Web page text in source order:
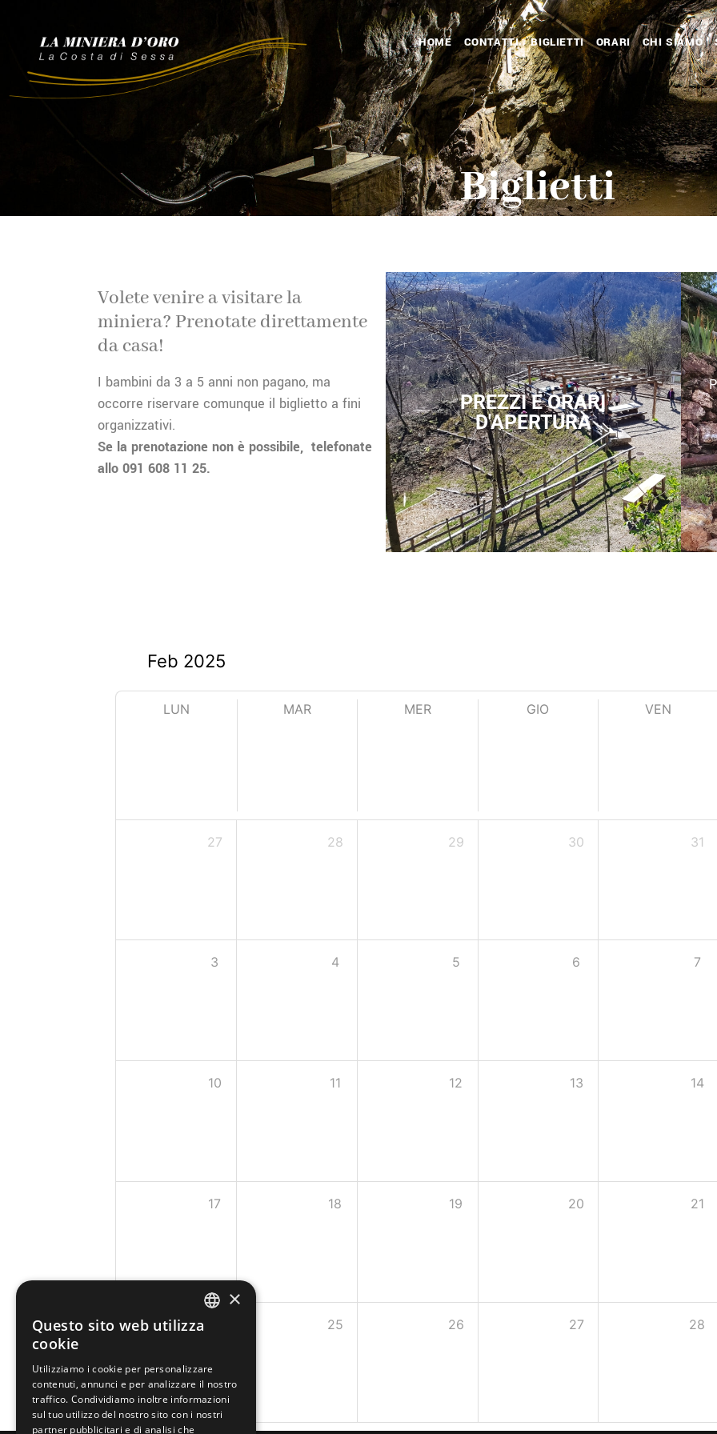
HOME CONTATTI BIGLIETTI ORARI CHI SIAMO
Biglietti
Volete venire a visitare la
miniera? Prenotate direttamente
da casa!
I bambini da 3 a 5 anni non pagano, ma
occorre riservare comunque il biglietto a fini
organizzativi.
Se la prenotazione non è possibile, telefonate
allo 091 608 11 25.
PREZZI E ORARI
D'APERTURA
LUN MAR MER GIO VEN
27 28 29 30 31
3 4 5 6 7
10 11 12 13 14
17 18 19 20 21
25 26 27 28
GERMAN
ENGLISH
×
Questo sito web utilizza
cookie
Utilizziamo i cookie per personalizzare
contenuti, annunci e per analizzare il nostro
traffico. Condividiamo inoltre informazioni
sul tuo utilizzo del nostro sito con i nostri
partner pubblicitari e di analisi che